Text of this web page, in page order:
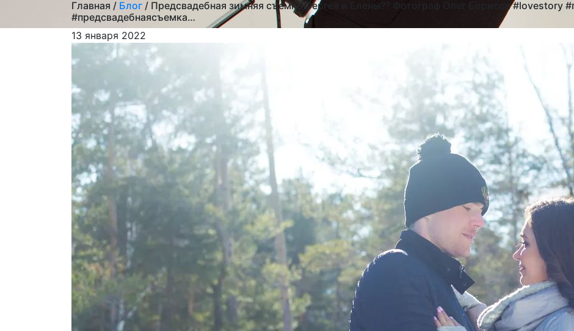
Главная / Блог / Предсвадебная зимняя съемка Сергея и Елены?? Фотограф Олег Борисов #lovestory
#предсвадебнаясъемка…
13 января 2022